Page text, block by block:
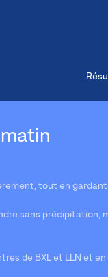
matin
tout en
sans précipitation,
de BXL et LLN et en